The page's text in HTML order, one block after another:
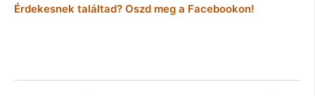
Érdekesnek találtad? Oszd meg a Facebookon!